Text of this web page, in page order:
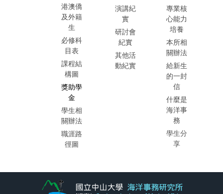
港澳僑
及外籍
生
必修科
目表
課程結
構圖
獎助學
金
學生相
關辦法
職涯路
徑圖
演講紀
實
研討會
紀實
其他活
動紀實
專業核
心能力
培養
本所相
關辦法
給新生
的一封
信
什麼是
海洋事
務
學生分
享